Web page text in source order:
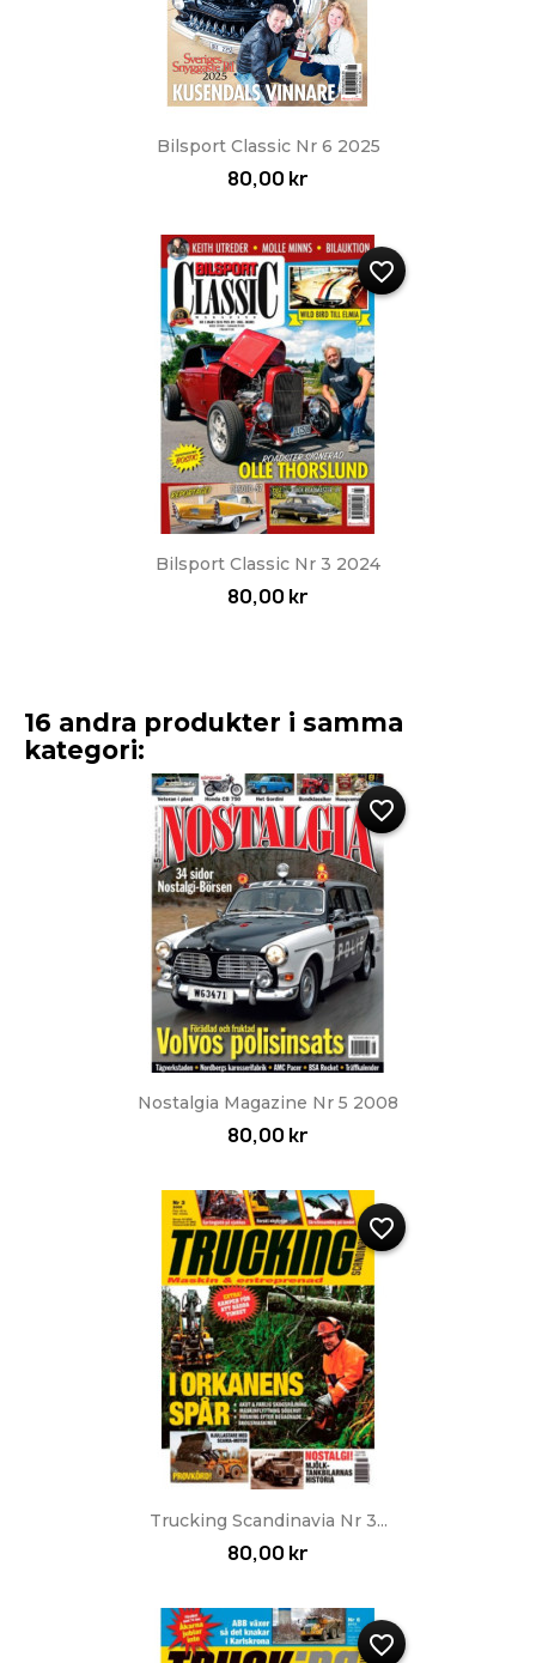
Bilsport Classic Nr 6 2025
80,00 kr
Bilsport Classic Nr 3 2024
80,00 kr
favorite_border
16 andra produkter i samma
kategori:
Nostalgia Magazine Nr 5 2008
80,00 kr
favorite_border
Trucking Scandinavia Nr 3...
80,00 kr
favorite_border
favorite_border